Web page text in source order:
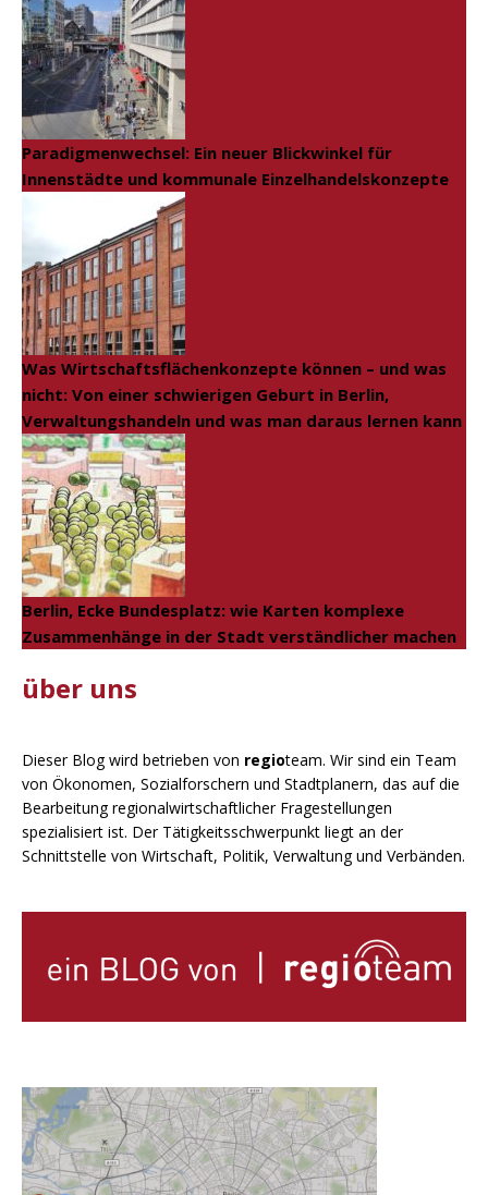
Paradigmenwechsel: Ein neuer Blickwinkel für
Innenstädte und kommunale Einzelhandelskonzepte
Was Wirtschaftsflächenkonzepte können – und was
nicht: Von einer schwierigen Geburt in Berlin,
Verwaltungshandeln und was man daraus lernen kann
Berlin, Ecke Bundesplatz: wie Karten komplexe
Zusammenhänge in der Stadt verständlicher machen
über uns
Dieser Blog wird betrieben von regioteam. Wir sind ein Team
von Ökonomen, Sozialforschern und Stadtplanern, das auf die
Bearbeitung regionalwirtschaftlicher Fragestellungen
spezialisiert ist. Der Tätigkeitsschwerpunkt liegt an der
Schnittstelle von Wirtschaft, Politik, Verwaltung und Verbänden.